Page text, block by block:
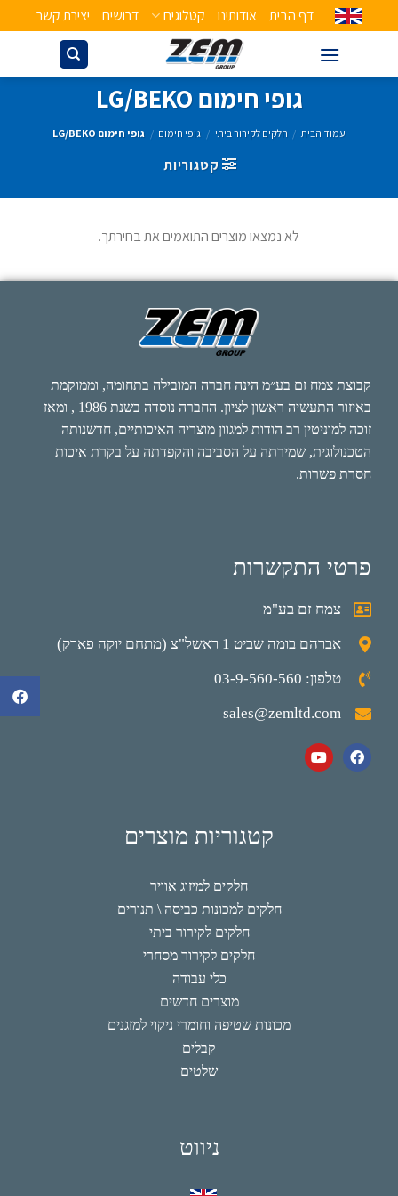
דף הבית אודותינו קטלוגים דרושים יצירת קשר
גופי חימום LG/BEKO
עמוד הבית / חלקים לקירור ביתי / גופי חימום / גופי חימום LG/BEKO
קטגוריות
לא נמצאו מוצרים התואמים את בחירתך.
קבוצת צמח זם בע״מ הינה חברה המובילה בתחומה, וממוקמת
באיזור התעשיה ראשון לציון. החברה נוסדה בשנת 1986 , ומאז
זוכה למוניטין רב הודות למגוון מוצריה האיכותיים, חדשנותה
הטכנולוגית, שמירתה על הסביבה והקפדתה על בקרת איכות
חסרת פשרות.
פרטי התקשרות
צמח זם בע"מ
אברהם בומה שביט 1 ראשל"צ (מתחם יוקה פארק)
טלפון: 03-9-560-560
sales@zemltd.com
קטגוריות מוצרים
חלקים למיזוג אוויר
חלקים למכונות כביסה \ תנורים
חלקים לקירור ביתי
חלקים לקירור מסחרי
כלי עבודה
מוצרים חדשים
מכונות שטיפה וחומרי ניקוי למזגנים
קבלים
שלטים
ניווט